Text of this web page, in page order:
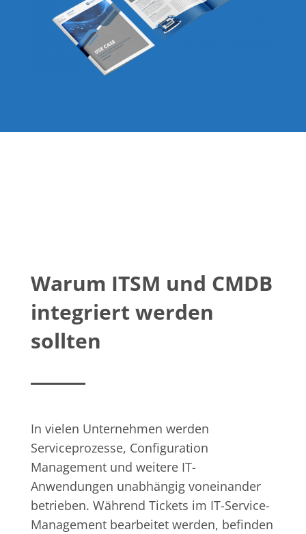
Warum ITSM und CMDB
integriert werden
sollten
In vielen Unternehmen werden
Serviceprozesse, Configuration
Management und weitere IT-
Anwendungen unabhängig voneinander
betrieben. Während Tickets im IT-Service-
Management bearbeitet werden, befinden